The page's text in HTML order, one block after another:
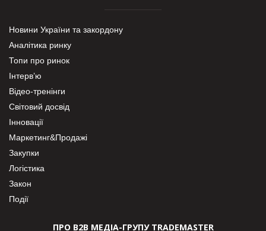
Новини України та закордону
Аналітика ринку
Топи про ринок
Інтерв’ю
Відео-тренінги
Світовий досвід
Інновації
Маркетинг&Продажі
Закупки
Логістика
Закон
Події
ПРО В2В МЕДІА-ГРУПУ TRADEMASTER